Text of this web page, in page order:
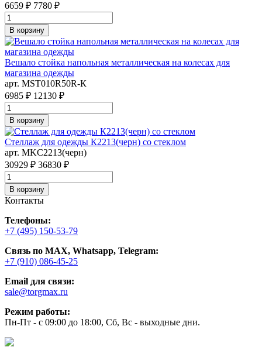
6659 ₽ 7780 ₽
В корзину
Вешало стойка напольная металлическая на колесах для
магазина одежды
арт. MST010R50R-К
6985 ₽ 12130 ₽
В корзину
Стеллаж для одежды К2213(черн) со стеклом
арт. MKC2213(черн)
30929 ₽ 36830 ₽
В корзину
Контакты
Телефоны:
+7 (495) 150-53-79
Связь по MAX, Whatsapp, Telegram:
+7 (910) 086-45-25
Email для связи:
sale@torgmax.ru
Режим работы:
Пн-Пт - с 09:00 до 18:00, Сб, Вс - выходные дни.